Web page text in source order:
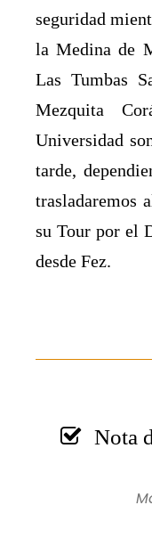
seguridad
la Medina de
Las Tumbas
Mezquita
Universidad
tarde,
trasladaremos
su Tour por el
desde Fez.
Nota